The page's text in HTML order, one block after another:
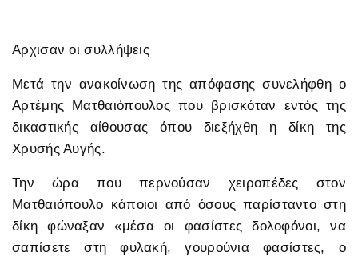
Aρχισαν οι συλλήψεις
Μετά την ανακοίνωση της απόφασης συνελήφθη ο
Αρτέμης Ματθαιόπουλος που βρισκόταν εντός της
δικαστικής αίθουσας όπου διεξήχθη η δίκη της
Χρυσής Αυγής.
Την ώρα που περνούσαν χειροπέδες στον
Ματθαιόπουλο κάποιοι από όσους παρίσταντο στη
δίκη φώναξαν «μέσα οι φασίστες δολοφόνοι, να
σαπίσετε στη φυλακή, γουρούνια φασίστες, ο